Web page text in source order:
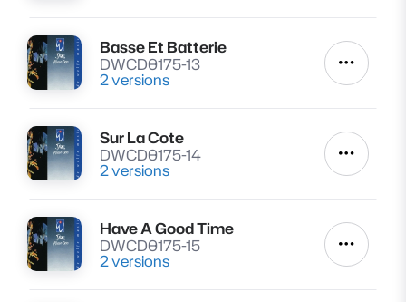
Lire
Basse Et Batterie
DWCD0175-13
2 versions Autres
Lire
Sur La Cote
DWCD0175-14
2 versions Autres
Lire
Have A Good Time
DWCD0175-15
2 versions Autres